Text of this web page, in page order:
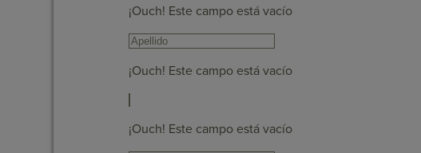
¡Ouch! Este campo está vacío
¡Ouch! Este campo está vacío
¡Ouch! Este campo está vacío